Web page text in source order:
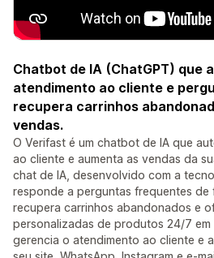
Chatbot de IA (ChatGPT) que
atendimento ao cliente e
recupera carrinhos
vendas.
O Verifast é um chatbot de IA que
ao cliente e aumenta as vendas da
chat de IA, desenvolvido com a
responde a perguntas frequentes de
recupera carrinhos abandonados e
personalizadas de produtos 24/7 em
gerencia o atendimento ao cliente e